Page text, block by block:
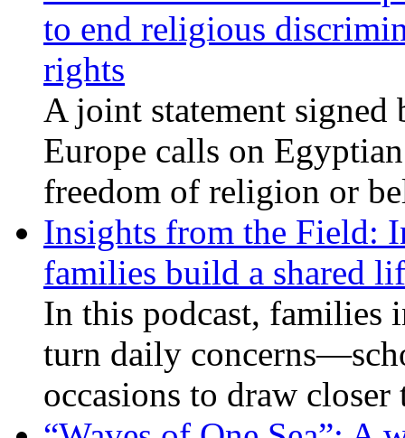
to end religious
rights
A joint statement signed
Europe calls on
freedom of religion or
Insights from the Field:
families build a shared
In this podcast, families
turn daily
occasions to draw